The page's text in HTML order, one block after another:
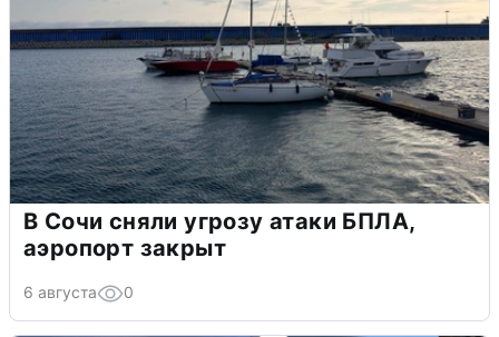
В Сочи сняли угрозу атаки БПЛА,
аэропорт закрыт
6 августа 0